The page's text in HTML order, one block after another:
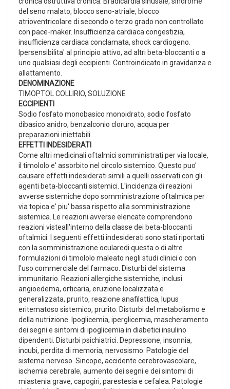
del seno malato, blocco seno-atriale, blocco
atrioventricolare di secondo o terzo grado non controllato
con pace-maker. Insufficienza cardiaca congestizia,
insufficienza cardiaca conclamata, shock cardiogeno.
Ipersensibilita' al principio attivo, ad altri beta-bloccanti o a
uno qualsiasi degli eccipienti. Controindicato in gravidanza e
allattamento.
DENOMINAZIONE
TIMOPTOL COLLIRIO, SOLUZIONE
ECCIPIENTI
Sodio fosfato monobasico monoidrato, sodio fosfato
dibasico anidro, benzalconio cloruro, acqua per
preparazioni iniettabili.
EFFETTI INDESIDERATI
Come altri medicinali oftalmici somministrati per via locale,
il timololo e' assorbito nel circolo sistemico. Questo puo'
causare effetti indesiderati simili a quelli osservati con gli
agenti beta-bloccanti sistemici. L'incidenza di reazioni
avverse sistemiche dopo somministrazione oftalmica per
via topica e' piu' bassa rispetto alla somministrazione
sistemica. Le reazioni avverse elencate comprendono
reazioni visteall'interno della classe dei beta-bloccanti
oftalmici. I seguenti effetti indesiderati sono stati riportati
con la somministrazione ocularedi questa o di altre
formulazioni di timololo maleato negli studi clinici o con
l'uso commerciale del farmaco. Disturbi del sistema
immunitario. Reazioni allergiche sistemiche, inclusi
angioedema, orticaria, eruzione localizzata e
generalizzata, prurito, reazione anafilattica, lupus
eritematoso sistemico, prurito. Disturbi del metabolismo e
della nutrizione. Ipoglicemia, iperglicemia, mascheramento
dei segni e sintomi di ipoglicemia in diabetici insulino
dipendenti. Disturbi psichiatrici. Depressione, insonnia,
incubi, perdita di memoria, nervosismo. Patologie del
sistema nervoso. Sincope, accidente cerebrovascolare,
ischemia cerebrale, aumento dei segni e dei sintomi di
miastenia grave, capogiri, parestesia e cefalea. Patologie